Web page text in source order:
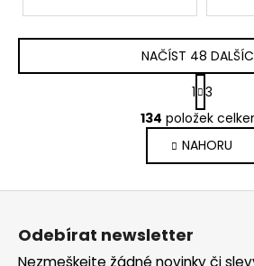
O
v
l
á
d
NAČÍST 48
S
t
r
á
n
k
o
í
1 3
134 položek
NAHORU
Odebírat newsletter